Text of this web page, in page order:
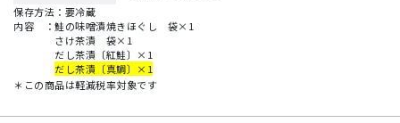
保存方法：要冷蔵
内容 ： 鮭の味噌漬焼きほぐし 袋×1
さけ茶漬 袋×1
だし茶漬〔紅鮭〕×1
だし茶漬〔真鯛〕×1
＊この商品は軽減税率対象です